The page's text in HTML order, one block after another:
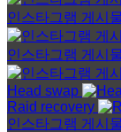
인스타그램 게시
인스타그램 게시
Head swap
Raid recovery
인스타그램 게시